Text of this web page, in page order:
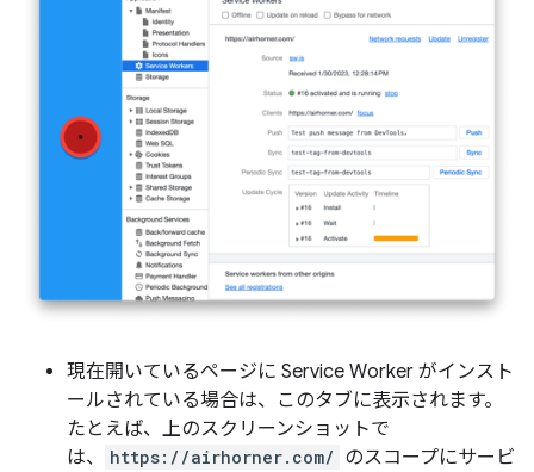
現在開いているページに Service Worker がインスト
ールされている場合は、このタブに表示されます。
たとえば、上のスクリーンショットで
は、
https://airhorner.com/ のスコープにサービ